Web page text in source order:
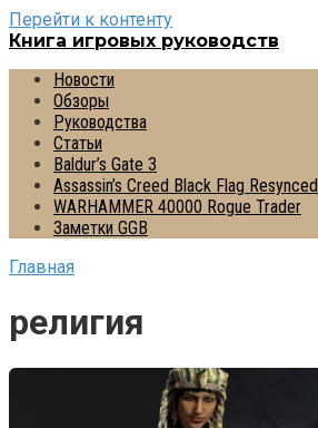
Перейти к контенту
Книга игровых руководств
Новости
Обзоры
Руководства
Статьи
Baldur’s Gate 3
Assassin’s Creed Black Flag Resynced
WARHAMMER 40000 Rogue Trader
Заметки GGB
Главная
религия